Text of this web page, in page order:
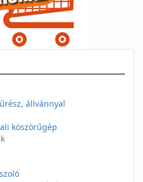
állvánnyal
köszörűgép